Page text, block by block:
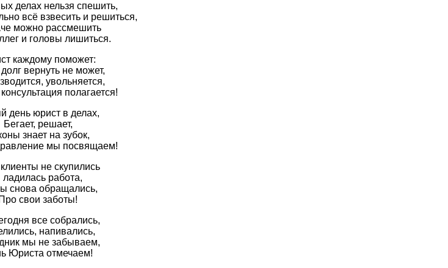
делах нельзя спешить,
всё взвесить и решиться,
можно рассмешить
и головы лишиться.
каждому поможет:
долг вернуть не может,
увольняется,
полагается!
день юрист в делах,
Бегает, решает,
знает на зубок,
мы посвящаем!
не скупились
ладилась работа,
снова обращались,
Про свои заботы!
все собрались,
напивались,
мы не забываем,
Юриста отмечаем!